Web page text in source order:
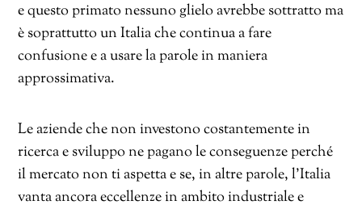
e questo primato nessuno glielo avrebbe sottratto ma
è soprattutto un Italia che continua a fare
confusione e a usare la parole in maniera
approssimativa.
Le aziende che non investono costantemente in
ricerca e sviluppo ne pagano le conseguenze perché
il mercato non ti aspetta e se, in altre parole, l’Italia
vanta ancora eccellenze in ambito industriale e